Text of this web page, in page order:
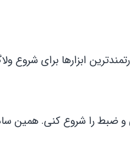
ابزارها برای شروع
و ضبط را شروع کنی. همین